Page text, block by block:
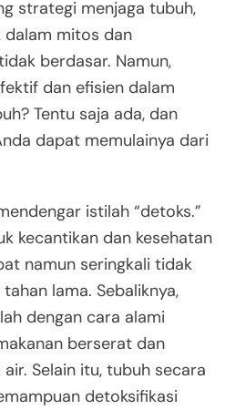
strategi menjaga tubuh,
dalam mitos dan
berdasar. Namun,
dan efisien dalam
Tentu saja ada, dan
dapat memulainya dari
istilah “detoks.”
kecantikan dan kesehatan
namun seringkali tidak
lama. Sebaliknya,
dengan cara alami
berserat dan
Selain itu, tubuh secara
detoksifikasi